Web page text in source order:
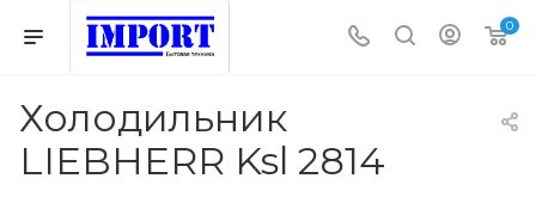
0
Холодильник
LIEBHERR Ksl 2814